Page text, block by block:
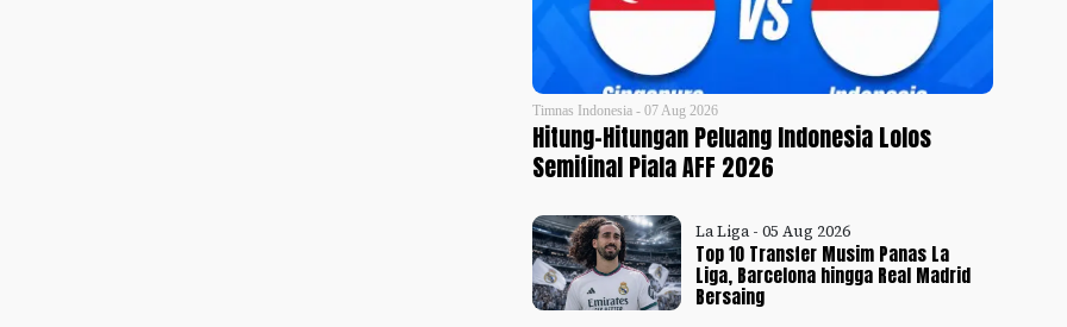
Timnas Indonesia - 07 Aug 2026
Hitung-Hitungan Peluang Indonesia Lolos
Semifinal Piala AFF 2026
La Liga - 05 Aug 2026
Top 10 Transfer Musim Panas La
Liga, Barcelona hingga Real Madrid
Bersaing